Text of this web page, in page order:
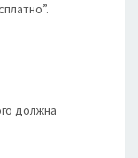
должна